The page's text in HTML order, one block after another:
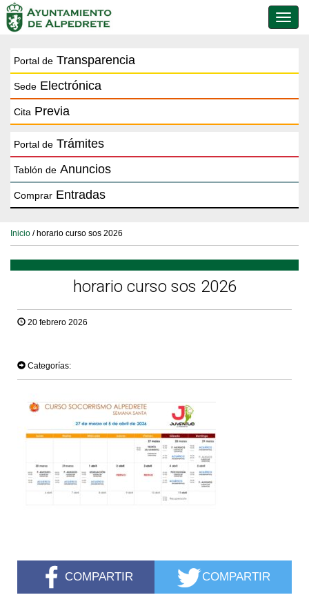
de
Portal de Transparencia
Sede Electrónica
Cita Previa
Portal de Trámites
Tablón de Anuncios
Comprar Entradas
Inicio / horario curso sos 2026
horario curso sos 2026
20 febrero 2026
Categorías:
COMPARTIR COMPARTIR